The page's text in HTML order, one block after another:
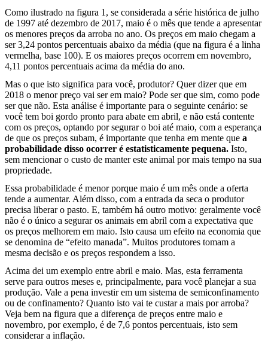
Como ilustrado na figura 1, se considerada a série histórica de julho
de 1997 até dezembro de 2017, maio é o mês que tende a apresentar
os menores preços da arroba no ano. Os preços em maio chegam a
ser 3,24 pontos percentuais abaixo da média (que na figura é a linha
vermelha, base 100). E os maiores preços ocorrem em novembro,
4,11 pontos percentuais acima da média do ano.
Mas o que isto significa para você, produtor? Quer dizer que em
2018 o menor preço vai ser em maio? Pode ser que sim, como pode
ser que não. Esta análise é importante para o seguinte cenário: se
você tem boi gordo pronto para abate em abril, e não está contente
com os preços, optando por segurar o boi até maio, com a esperança
de que os preços subam, é importante que tenha em mente que a
probabilidade disso ocorrer é estatisticamente pequena. Isto,
sem mencionar o custo de manter este animal por mais tempo na sua
propriedade.
Essa probabilidade é menor porque maio é um mês onde a oferta
tende a aumentar. Além disso, com a entrada da seca o produtor
precisa liberar o pasto. E, também há outro motivo: geralmente você
não é o único a segurar os animais em abril com a expectativa que
os preços melhorem em maio. Isto causa um efeito na economia que
se denomina de “efeito manada”. Muitos produtores tomam a
mesma decisão e os preços respondem a isso.
Acima dei um exemplo entre abril e maio. Mas, esta ferramenta
serve para outros meses e, principalmente, para você planejar a sua
produção. Vale a pena investir em um sistema de semiconfinamento
ou de confinamento? Quanto isto vai te custar a mais por arroba?
Veja bem na figura que a diferença de preços entre maio e
novembro, por exemplo, é de 7,6 pontos percentuais, isto sem
considerar a inflação.